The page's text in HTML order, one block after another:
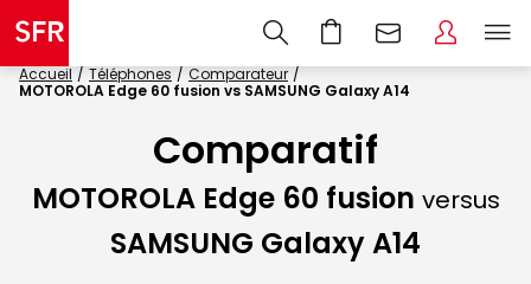
Accueil Téléphones
Comparateur
MOTOROLA Edge 60 fusion vs SAMSUNG Galaxy A14
Comparatif
MOTOROLA Edge 60 fusion versus
SAMSUNG Galaxy A14